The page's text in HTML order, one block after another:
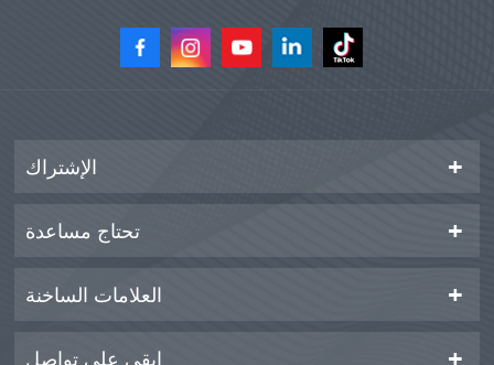
الإشتراك
تحتاج مساعدة
العلامات الساخنة
ابقى على تواصل